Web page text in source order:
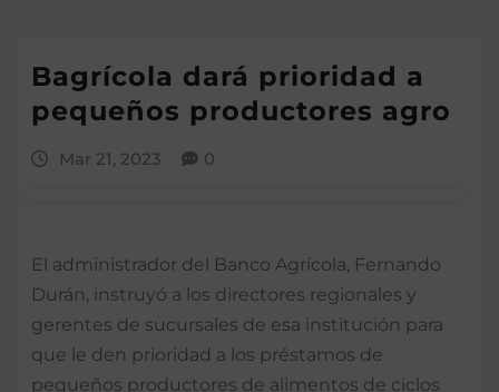
Bagrícola dará prioridad a
pequeños productores agro
Mar 21, 2023 0
El administrador del Banco Agrícola, Fernando
Durán, instruyó a los directores regionales y
gerentes de sucursales de esa institución para
que le den prioridad a los préstamos de
pequeños productores de alimentos de ciclos